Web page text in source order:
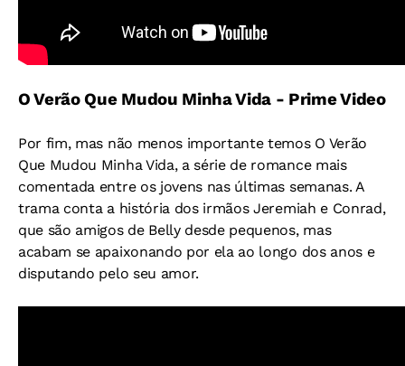
O Verão Que Mudou Minha Vida - Prime Video
Por fim, mas não menos importante temos O Verão
Que Mudou Minha Vida, a série de romance mais
comentada entre os jovens nas últimas semanas. A
trama conta a história dos irmãos Jeremiah e Conrad,
que são amigos de Belly desde pequenos, mas
acabam se apaixonando por ela ao longo dos anos e
disputando pelo seu amor.